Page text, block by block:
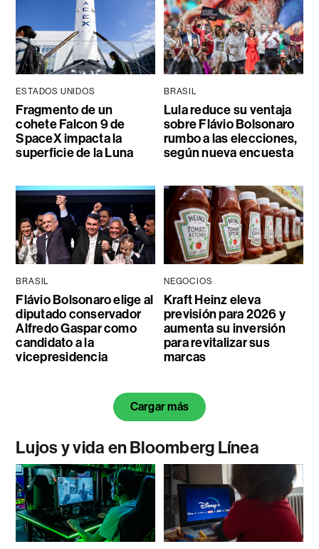
ESTADOS UNIDOS
Fragmento de un
cohete Falcon 9 de
SpaceX impacta la
superficie de la Luna
BRASIL
Lula reduce su ventaja
sobre Flávio Bolsonaro
rumbo a las elecciones,
según nueva encuesta
BRASIL
Flávio Bolsonaro elige al
diputado conservador
Alfredo Gaspar como
candidato a la
vicepresidencia
NEGOCIOS
Kraft Heinz eleva
previsión para 2026 y
aumenta su inversión
para revitalizar sus
marcas
Cargar más
Lujos y vida en Bloomberg Línea